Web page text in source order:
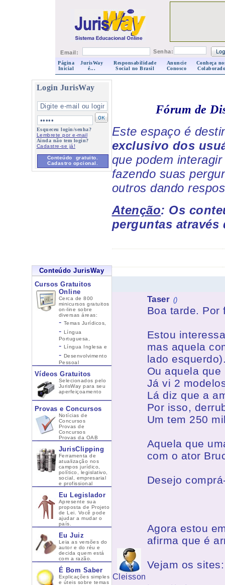
Email: Senha:
Página
Inicial
JurisWay
é...
Responsabilidade
Social no Brasil
Anuncie
Conosco
Conheça
Login JurisWay
Esqueceu login/senha?
Lembrete por e-mail
Ainda não tem login?
Cadastre-se já!
Conteúdo gratuito.
Cadastro opcional.
Conteúdo JurisWay
Cursos Gratuitos
Online
Cerca de 800
minicursos gratuitos
on-line sobre
diversas áreas:
- Temas Jurídicos,
- Língua
Portuguesa,
- Língua Inglesa e
- Desenvolvimento
Pessoal
Vídeos Gratuitos
Selecionados pelo
JurisWay para seu
aperfeiçoamento
Provas e Concursos
Notícias de
Concursos
Provas de
Concursos
Provas da OAB
JurisClipping
Ferramenta de
atualização nos
campos jurídico,
político, legislativo,
social, empresarial
e profissional
Eu Legislador
Apresente sua
proposta de Projeto
de Lei. Você pode
ajudar a mudar o
país.
Eu Juiz
Leia as versões do
autor e do réu e
decida quem está
com a razão.
É Bom Saber
Explicações simples
e úteis sobre temas
Fórum de
Este espaço é
exclusivo dos
que podem
fazendo suas
outros dando
Atenção: Os
perguntas através
Cleisson
Taser ()
Boa tarde. Por
Estou
mas aquela
lado
Ou aquela
Já vi 2
Lá diz que a
Por isso,
Um tem 250
Aquela que
com o ator
Desejo
Agora estou
afirma que é
Vejam os sites: